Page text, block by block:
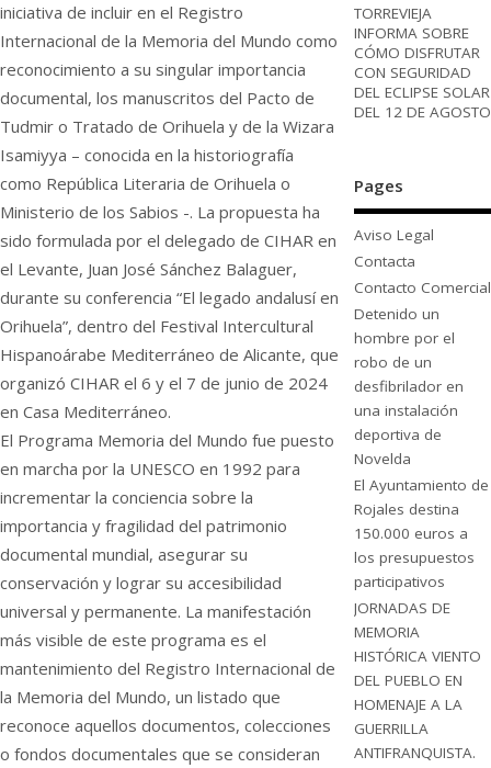
iniciativa de incluir en el Registro
Internacional de la Memoria del Mundo como
reconocimiento a su singular importancia
documental, los manuscritos del Pacto de
Tudmir o Tratado de Orihuela y de la Wizara
Isamiyya – conocida en la historiografía
como República Literaria de Orihuela o
Ministerio de los Sabios -. La propuesta ha
sido formulada por el delegado de CIHAR en
el Levante, Juan José Sánchez Balaguer,
durante su conferencia “El legado andalusí en
Orihuela”, dentro del Festival Intercultural
Hispanoárabe Mediterráneo de Alicante, que
organizó CIHAR el 6 y el 7 de junio de 2024
en Casa Mediterráneo.
El Programa Memoria del Mundo fue puesto
en marcha por la UNESCO en 1992 para
incrementar la conciencia sobre la
importancia y fragilidad del patrimonio
documental mundial, asegurar su
conservación y lograr su accesibilidad
universal y permanente. La manifestación
más visible de este programa es el
mantenimiento del Registro Internacional de
la Memoria del Mundo, un listado que
reconoce aquellos documentos, colecciones
o fondos documentales que se consideran
TORREVIEJA
INFORMA SOBRE
CÓMO DISFRUTAR
CON SEGURIDAD
DEL ECLIPSE SOLAR
DEL 12 DE AGOSTO
Pages
Aviso Legal
Contacta
Contacto Comercial
Detenido un
hombre por el
robo de un
desfibrilador en
una instalación
deportiva de
Novelda
El Ayuntamiento de
Rojales destina
150.000 euros a
los presupuestos
participativos
JORNADAS DE
MEMORIA
HISTÓRICA VIENTO
DEL PUEBLO EN
HOMENAJE A LA
GUERRILLA
ANTIFRANQUISTA.